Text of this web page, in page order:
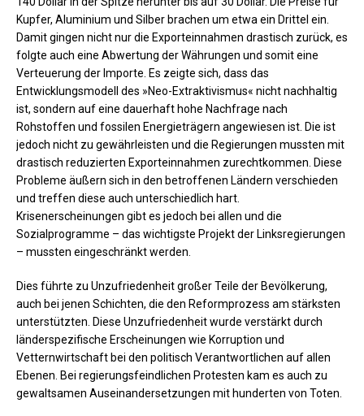
Kupfer, Aluminium und Silber brachen um etwa ein Drittel ein.
Damit gingen nicht nur die Exporteinnahmen drastisch zurück, es
folgte auch eine Abwertung der Währungen und somit eine
Verteuerung der Importe. Es zeigte sich, dass das
Entwicklungsmodell des »Neo-Extraktivismus« nicht nachhaltig
ist, sondern auf eine dauerhaft hohe Nachfrage nach
Rohstoffen und fossilen Energieträgern angewiesen ist. Die ist
jedoch nicht zu gewährleisten und die Regierungen mussten mit
drastisch reduzierten Exporteinnahmen zurechtkommen. Diese
Probleme äußern sich in den betroffenen Ländern verschieden
und treffen diese auch unterschiedlich hart.
Krisenerscheinungen gibt es jedoch bei allen und die
Sozialprogramme – das wichtigste Projekt der Linksregierungen
– mussten eingeschränkt werden.
Dies führte zu Unzufriedenheit großer Teile der Bevölkerung,
auch bei jenen Schichten, die den Reformprozess am stärksten
unterstützten. Diese Unzufriedenheit wurde verstärkt durch
länderspezifische Erscheinungen wie Korruption und
Vetternwirtschaft bei den politisch Verantwortlichen auf allen
Ebenen. Bei regierungsfeindlichen Protesten kam es auch zu
gewaltsamen Auseinandersetzungen mit hunderten von Toten.